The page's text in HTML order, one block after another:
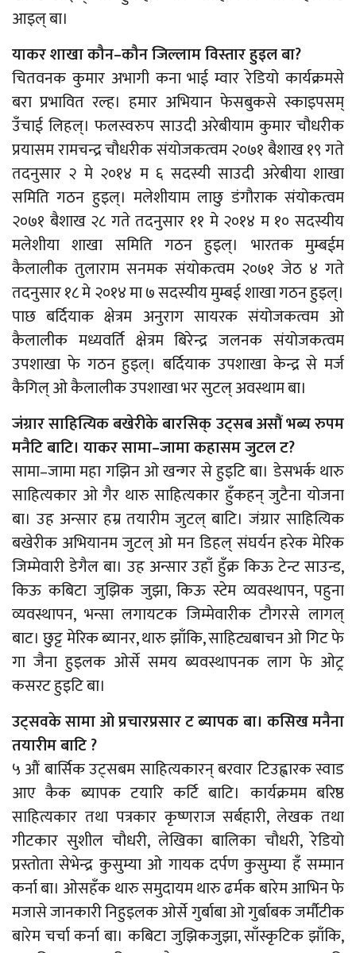
आइल् बा।
याकर शाखा कौन–कौन जिल्लाम विस्तार हुइल बा?
चितवनक कुमार अभागी कना भाई म्वार रेडियो कार्यक्रमसे
बरा प्रभावित रल्ह। हमार अभियान फेसबुकसे स्काइपसम्
उँचाई लिहल्। फलस्वरुप साउदी अरेबीयाम कुमार चौधरीक
प्रयासम रामचन्द्र चौधरीक संयोजकत्वम २०७१ बैशाख १९ गते
तदनुसार २ मे २०१४ म ६ सदस्यी साउदी अरेबीया शाखा
समिति गठन हुइल्। मलेशीयाम लाछु डंगौराक संयोकत्वम
२०७१ बैशाख २८ गते तदनुसार ११ मे २०१४ म १० सदस्यीय
मलेशीया शाखा समिति गठन हुइल्। भारतक मुम्बईम
कैलालीक तुलाराम सनमक संयोकत्वम २०७१ जेठ ४ गते
तदनुसार १८ मे २०१४ मा ७ सदस्यीय मुम्बई शाखा गठन हुइल्।
पाछ बर्दियाक क्षेत्रम अनुराग सायरक संयोजकत्वम ओ
कैलालीक मध्यवर्ति क्षेत्रम बिरेन्द्र जलनक संयोजकत्वम
उपशाखा फे गठन हुइल्। बर्दियाक उपशाखा केन्द्र से मर्ज
कैगिल् ओ कैलालीक उपशाखा भर सुटल् अवस्थाम बा।
जंग्रार साहित्यिक बखेरीके बारसिक् उट्सब असौं भब्य रुपम
मनैटि बाटि। याकर सामा–जामा कहासम जुटल ट?
सामा–जामा महा गझिन ओ खन्गर से हुइटि बा। डेसभर्क थारु
साहित्यकार ओ गैर थारु साहित्यकार हुँकहन् जुटैना योजना
बा। उह अन्सार हम्र तयारीम जुटल् बाटि। जंग्रार साहित्यिक
बखेरीक अभियानम जुटल् ओ मन डिहल् संघर्यन हरेक मेरिक
जिम्मेवारी डेगैल बा। उह अन्सार उहाँ हुँक्र किऊ टेन्ट साउन्ड,
किऊ कबिटा जुझिक जुझा, किऊ स्टेम व्यवस्थापन, पहुना
व्यवस्थापन, भन्सा लगायटक जिम्मेवारीक टौगरसे लागल्
बाट। छुट्ट मेरिक ब्यानर, थारु झाँकि, साहिट्यबाचन ओ गिट फे
गा जैना हुइलक ओर्से समय ब्यवस्थापनक लाग फे ओट्र
कसरट हुइटि बा।
उट्सवके सामा ओ प्रचारप्रसार ट ब्यापक बा। कसिख मनैना
तयारीम बाटि ?
५ औं बार्सिक उट्सबम साहित्यकारन् बरवार टिउह्वारक स्वाड
आए कैक ब्यापक टयारि कर्टि बाटि। कार्यक्रमम बरिष्ठ
साहित्यकार तथा पत्रकार कृष्णराज सर्बहारी, लेखक तथा
गीटकार सुशील चौधरी, लेखिका बालिका चौधरी, रेडियो
प्रस्तोता सेभेन्द्र कुसुम्या ओ गायक दर्पण कुसुम्या हँ सम्मान
कर्ना बा। ओसहँक थारु समुदायम थारु ढर्मक बारेम आभिन फे
मजासे जानकारी निहुइलक ओर्से गुर्बाबा ओ गुर्बाबक जर्मौटीक
बारेम चर्चा कर्ना बा। कबिटा जुझिकजुझा, साँस्कृटिक झाँकि,